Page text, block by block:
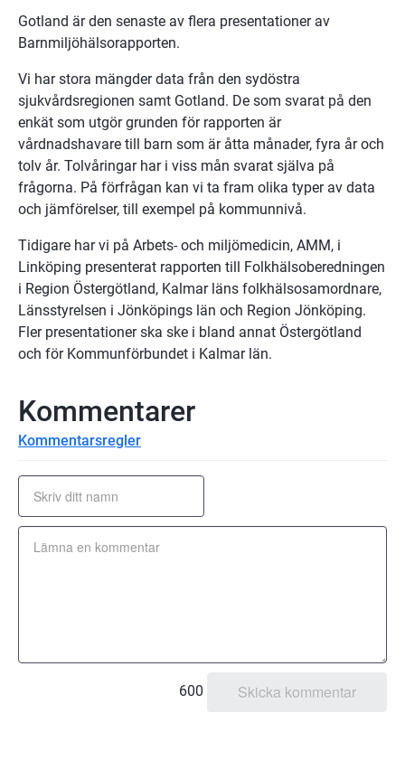
Gotland är den senaste av flera presentationer av
Barnmiljöhälsorapporten.
Vi har stora mängder data från den sydöstra
sjukvårdsregionen samt Gotland. De som svarat på den
enkät som utgör grunden för rapporten är
vårdnadshavare till barn som är åtta månader, fyra år och
tolv år. Tolvåringar har i viss mån svarat själva på
frågorna. På förfrågan kan vi ta fram olika typer av data
och jämförelser, till exempel på kommunnivå.
Tidigare har vi på Arbets- och miljömedicin, AMM, i
Linköping presenterat rapporten till Folkhälsoberedningen
i Region Östergötland, Kalmar läns folkhälsosamordnare,
Länsstyrelsen i Jönköpings län och Region Jönköping.
Fler presentationer ska ske i bland annat Östergötland
och för Kommunförbundet i Kalmar län.
Kommentarsregler
Kommentarer
600